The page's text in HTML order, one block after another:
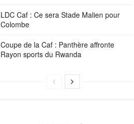
LDC Caf : Ce sera Stade Malien pour
Colombe
Coupe de la Caf : Panthère affronte
Rayon sports du Rwanda